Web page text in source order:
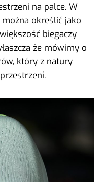
na palce. W
określić jako
biegaczy
że mówimy o
który z natury